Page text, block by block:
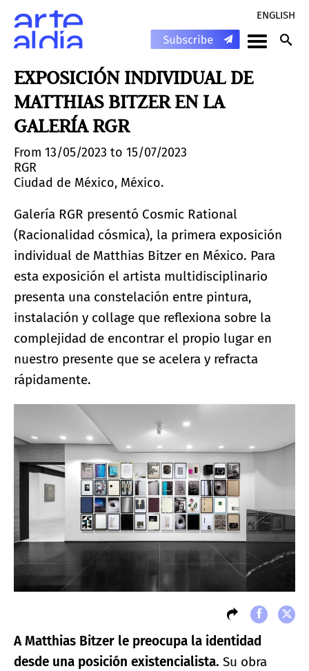
ENGLISH
EXPOSICIÓN INDIVIDUAL DE
MATTHIAS BITZER EN LA
GALERÍA RGR
From 13/05/2023 to 15/07/2023
RGR
Ciudad de México, México.
Galería RGR presentó Cosmic Rational
(Racionalidad cósmica), la primera exposición
individual de Matthias Bitzer en México. Para
esta exposición el artista multidisciplinario
presenta una constelación entre pintura,
instalación y collage que reflexiona sobre la
complejidad de encontrar el propio lugar en
nuestro presente que se acelera y refracta
rápidamente.
A Matthias Bitzer le preocupa la identidad
desde una posición existencialista. Su obra